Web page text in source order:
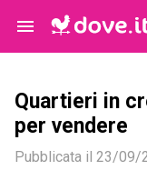
Quartieri in
per vendere
Pubblicata il 23/09/